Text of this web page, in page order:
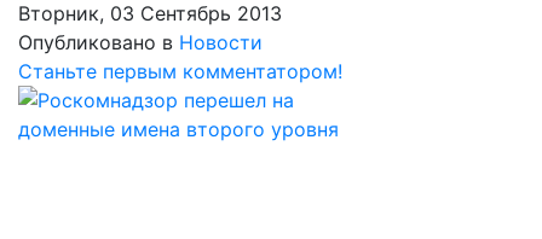
Вторник, 03 Сентябрь 2013
Опубликовано в Новости
Станьте первым комментатором!